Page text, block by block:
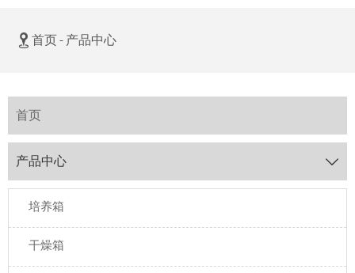
 首页 - 产品中心
首页
产品中心 
培养箱
干燥箱